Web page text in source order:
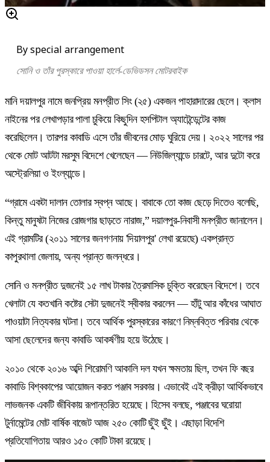
By special arrangement
সোনি ও তাঁর পুরস্কারে পাওয়া হার্লে-ডেভিডসন মোটরবাইক
মানি দয়ালপুর নামে জনপ্রিয় মনপ্রীত সিং (২৫) একজন পাহারাদারের ছেলে। ক্লাস
নাইনের পর লেখাপড়ার পালা চুকিয়ে কিছুদিন হসপিটাল অ্যাটেন্ডেন্টের কাজ
করেছিলেন। তারপর কাবাডি এসে তাঁর জীবনের মোড় ঘুরিয়ে দেয়। ২০২২ সালের পর
থেকে মোট আটটা মরসুম বিদেশে খেলেছেন — নিউজিল্যান্ডে চারটে, আর দুটো করে
অস্ট্রেলিয়া ও ইংল্যান্ডে।
“গ্রামে একটা দালান তোলার স্বপ্ন আছে। বাবাকে তো কাজ ছেড়ে দিতেও বলেছি,
কিন্তু মানুষটা নিজের রোজগার ছাড়তে নারাজ,” দয়ালপুর-নিবাসী মনপ্রীত জানালেন।
এই গ্রামটির (২০১১ সালের জনগণনায় 'দিয়ালপুর' লেখা রয়েছে) একপ্রান্ত
কাপুরথালা জেলায়, অন্য প্রান্ত জলন্ধরে।
সোনি ও মনপ্রীত দুজনেই ১৫ লাখ টাকার ত্রৈমাসিক চুক্তি করেছেন বিদেশে। তবে
খেলাটা যে কতখানি কষ্টের সেটা দুজনেই স্বীকার করলেন — হাঁটু আর কাঁধের আঘাত
পাওয়াটা নিত্যকার ঘটনা। তবে আর্থিক পুরস্কারের কারণে নিম্নবিত্ত পরিবার থেকে
আসা ছেলেদের জন্য কাবাডি আকর্ষণীয় হয়ে উঠেছে।
২০১০ থেকে ২০১৬ অব্দি শিরোমণি আকালি দল যখন ক্ষমতায় ছিল, তখন ফি বছর
কাবাডি বিশ্বকাপের আয়োজন করত পঞ্জাব সরকার। এভাবেই এই ক্রীড়া আর্থিকভাবে
লাভজনক একটি জীবিকায় রূপান্তরিত হয়েছে। হিসেব বলছে, পঞ্জাবের ঘরোয়া
টুর্নামেন্টের মোট বার্ষিক বাজেট আজ ২৫০ কোটি ছুঁই ছুঁই। এছাড়া বিদেশি
প্রতিযোগিতায় আরও ১৫০ কোটি টাকা রয়েছে।